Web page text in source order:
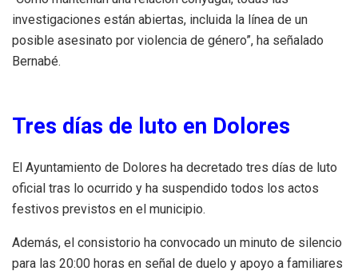
investigaciones están abiertas, incluida la línea de un
posible asesinato por violencia de género”, ha señalado
Bernabé.
Tres días de luto en Dolores
El Ayuntamiento de Dolores ha decretado tres días de luto
oficial tras lo ocurrido y ha suspendido todos los actos
festivos previstos en el municipio.
Además, el consistorio ha convocado un minuto de silencio
para las 20:00 horas en señal de duelo y apoyo a familiares